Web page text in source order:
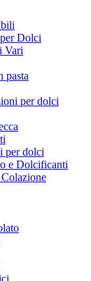
Dolci
Vari
pasta
per dolci
per dolci
e Dolcificanti